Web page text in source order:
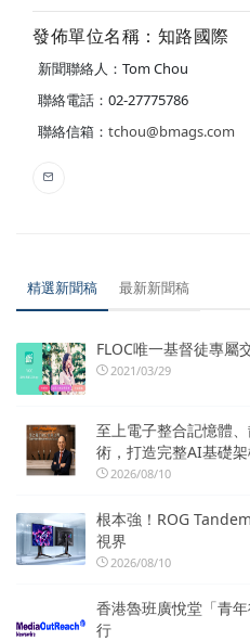
發佈單位名稱：知路國際
新聞聯絡人：Tom Chou
聯絡電話：02-27775786
聯絡信箱： tchou@bmags.com
精選新聞稿 最新新聞稿
FLOC唯一基督徒專屬
2021/03/29
至上電子整合記憶體
術，打造完整AI基礎
2026/08/10
根本強！ROG
視界
2026/08/10
香港魯班廣悅堂「青
行